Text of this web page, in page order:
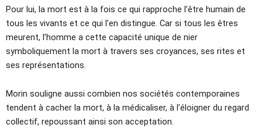
Pour lui, la mort est à la fois ce qui rapproche l’être humain de
tous les vivants et ce qui l’en distingue. Car si tous les êtres
meurent, l’homme a cette capacité unique de nier
symboliquement la mort à travers ses croyances, ses rites et
ses représentations.
Morin souligne aussi combien nos sociétés contemporaines
tendent à cacher la mort, à la médicaliser, à l’éloigner du regard
collectif, repoussant ainsi son acceptation.